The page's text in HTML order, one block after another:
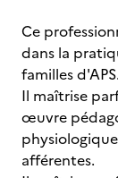
Ce
dans la
familles d'APS.
Il maîtrise
œuvre
afférentes.